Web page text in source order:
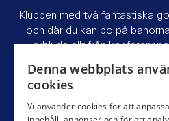
Klubben med två fantastiska
och där du kan bo på
erbjuda allt från
golfhelg med
Denna webbplats
cookies
Vi använder cookies för att anpassa